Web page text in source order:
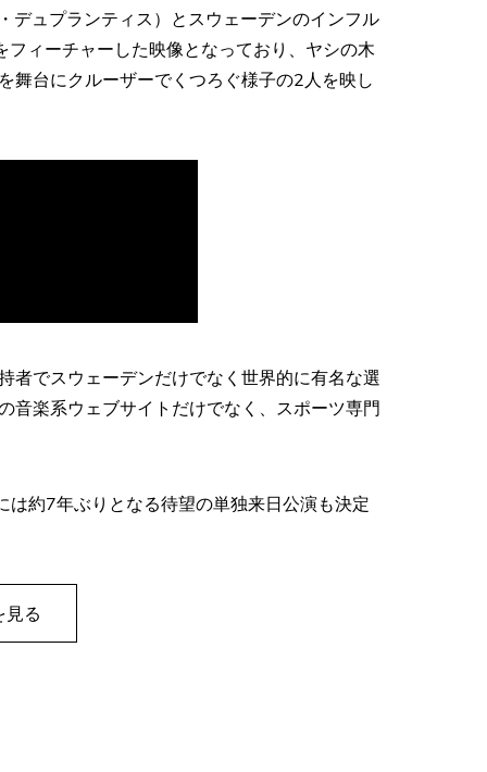
ュプランティス）とスウェーデンのインフル
ィーチャーした映像となっており、ヤシの木
舞台にクルーザーでくつろぐ様子の2人を映し
者でスウェーデンだけでなく世界的に有名な選
音楽系ウェブサイトだけでなく、スポーツ専門
約7年ぶりとなる待望の単独来日公演も決定
見る